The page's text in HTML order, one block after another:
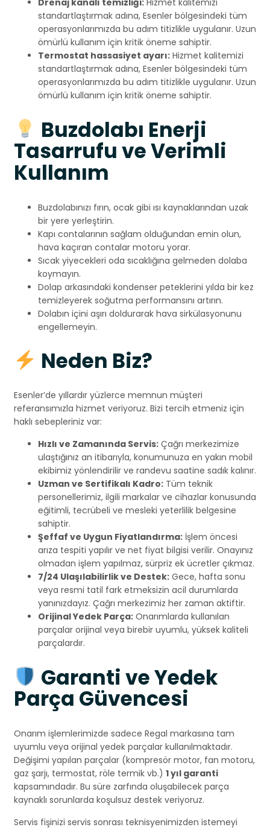
Drenaj kanalı temizliği: Hizmet kalitemizi
standartlaştırmak adına, Esenler bölgesindeki tüm
operasyonlarımızda bu adım titizlikle uygulanır. Uzun
ömürlü kullanım için kritik öneme sahiptir.
Termostat hassasiyet ayarı: Hizmet kalitemizi
standartlaştırmak adına, Esenler bölgesindeki tüm
operasyonlarımızda bu adım titizlikle uygulanır. Uzun
ömürlü kullanım için kritik öneme sahiptir.
Buzdolabı Enerji
Tasarrufu ve Verimli
Kullanım
Buzdolabınızı fırın, ocak gibi ısı kaynaklarından uzak
bir yere yerleştirin.
Kapı contalarının sağlam olduğundan emin olun,
hava kaçıran contalar motoru yorar.
Sıcak yiyecekleri oda sıcaklığına gelmeden dolaba
koymayın.
Dolap arkasındaki kondenser peteklerini yılda bir kez
temizleyerek soğutma performansını artırın.
Dolabın içini aşırı doldurarak hava sirkülasyonunu
engellemeyin.
Neden Biz?
Esenler’de yıllardır yüzlerce memnun müşteri
referansımızla hizmet veriyoruz. Bizi tercih etmeniz için
haklı sebepleriniz var:
Hızlı ve Zamanında Servis: Çağrı merkezimize
ulaştığınız an itibarıyla, konumunuza en yakın mobil
ekibimiz yönlendirilir ve randevu saatine sadık kalınır.
Uzman ve Sertifikalı Kadro: Tüm teknik
personellerimiz, ilgili markalar ve cihazlar konusunda
eğitimli, tecrübeli ve mesleki yeterlilik belgesine
sahiptir.
Şeffaf ve Uygun Fiyatlandırma: İşlem öncesi
arıza tespiti yapılır ve net fiyat bilgisi verilir. Onayınız
olmadan işlem yapılmaz, sürpriz ek ücretler çıkmaz.
7/24 Ulaşılabilirlik ve Destek: Gece, hafta sonu
veya resmi tatil fark etmeksizin acil durumlarda
yanınızdayız. Çağrı merkezimiz her zaman aktiftir.
Orijinal Yedek Parça: Onarımlarda kullanılan
parçalar orijinal veya birebir uyumlu, yüksek kaliteli
parçalardır.
Garanti ve Yedek
Parça Güvencesi
Onarım işlemlerimizde sadece Regal markasına tam
uyumlu veya orijinal yedek parçalar kullanılmaktadır.
Değişimi yapılan parçalar (kompresör motor, fan motoru,
gaz şarjı, termostat, röle termik vb.) 1 yıl garanti
kapsamındadır. Bu süre zarfında oluşabilecek parça
kaynaklı sorunlarda koşulsuz destek veriyoruz.
Servis fişinizi servis sonrası teknisyenimizden istemeyi